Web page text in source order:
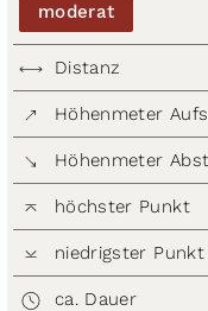
moderat
Distanz
Höhenmeter
Höhenmeter
höchster Punkt
niedrigster Punkt
ca. Dauer